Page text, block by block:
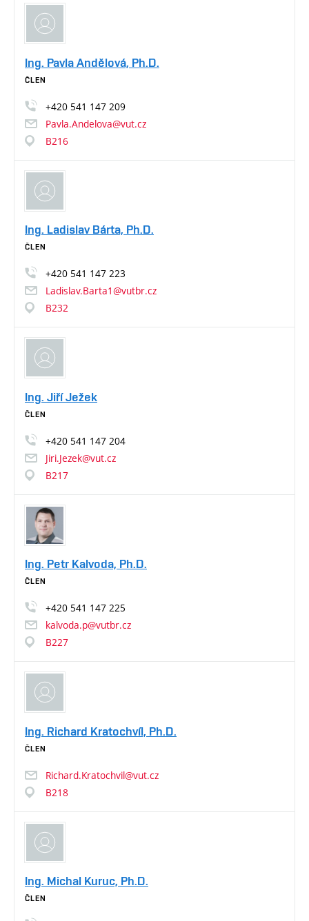
Ing. Pavla Andělová, Ph.D.
ČLEN
+420 541 147 209
Pavla.Andelova@vut.cz
B216
Ing. Ladislav Bárta, Ph.D.
ČLEN
+420 541 147 223
Ladislav.Barta1@vutbr.cz
B232
Ing. Jiří Ježek
ČLEN
+420 541 147 204
Jiri.Jezek@vut.cz
B217
Ing. Petr Kalvoda, Ph.D.
ČLEN
+420 541 147 225
kalvoda.p@vutbr.cz
B227
Ing. Richard Kratochvíl, Ph.D.
ČLEN
Richard.Kratochvil@vut.cz
B218
Ing. Michal Kuruc, Ph.D.
ČLEN